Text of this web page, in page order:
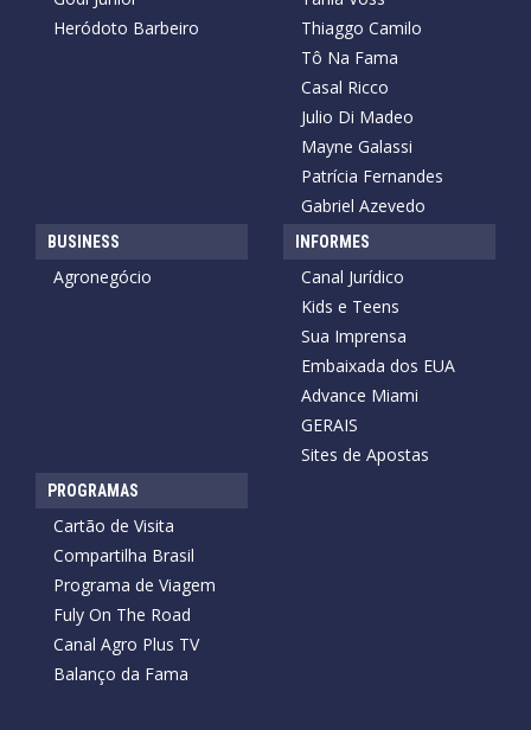
Heródoto Barbeiro
Thiaggo Camilo
Tô Na Fama
Casal Ricco
Julio Di Madeo
Mayne Galassi
Patrícia Fernandes
Gabriel Azevedo
BUSINESS
Agronegócio
INFORMES
Canal Jurídico
Kids e Teens
Sua Imprensa
Embaixada dos EUA
Advance Miami
GERAIS
Sites de Apostas
PROGRAMAS
Cartão de Visita
Compartilha Brasil
Programa de Viagem
Fuly On The Road
Canal Agro Plus TV
Balanço da Fama